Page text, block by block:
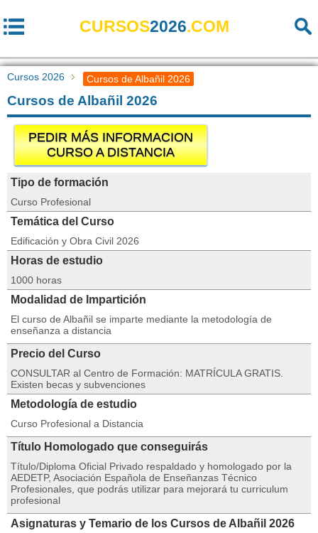
CURSOS2026.COM
Cursos 2026 Cursos de Albañil 2026
Cursos de Albañil 2026
PEDIR MÁS INFORMACION
CURSO A DISTANCIA
Tipo de formación
Curso Profesional
Temática del Curso
Edificación y Obra Civil 2026
Horas de estudio
1000 horas
Modalidad de Impartición
El curso de Albañil se imparte mediante la metodología de
enseñanza a distancia
Precio del Curso
CONSULTAR al Centro de Formación: MATRÍCULA GRATIS.
Existen becas y subvenciones
Metodología de estudio
Curso Profesional a Distancia
Título Homologado que conseguirás
Título/Diploma Oficial Privado respaldado y homologado por la
AEDETP, Asociación Española de Enseñanzas Técnico
Profesionales, que podrás utilizar para mejorará tu curriculum
profesional
Asignaturas y Temario de los Cursos de Albañil 2026